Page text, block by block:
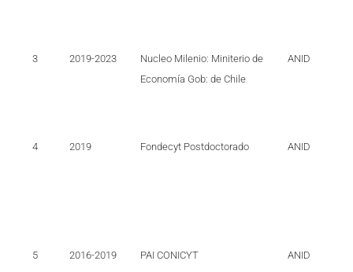
3 2019-2023
Nucleo Milenio: Miniterio de
Economía Gob: de Chile
ANID
4 2019 Fondecyt Postdoctorado ANID
5 2016-2019 PAI CONICYT ANID